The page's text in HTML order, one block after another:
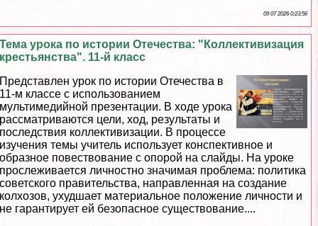
09 07 2026 0:23:56
Тема урока по истории Отечества: "Коллективизация
крестьянства". 11-й класс
Представлен урок по истории Отечества в
11-м классе с использованием
мультимедийной презентации. В ходе урока
рассматриваются цели, ход, результаты и
последствия коллективизации. В процессе
изучения темы учитель использует конспективное и
образное повествование с опорой на слайды. На уроке
прослеживается личностно значимая проблема: политика
советского правительства, направленная на создание
колхозов, ухудшает материальное положение личности и
не гарантирует ей безопасное существование....